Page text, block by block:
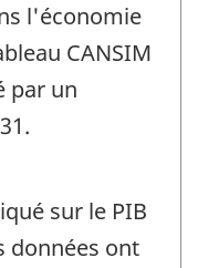
l'économie
CANSIM
par un
sur le PIB
données ont